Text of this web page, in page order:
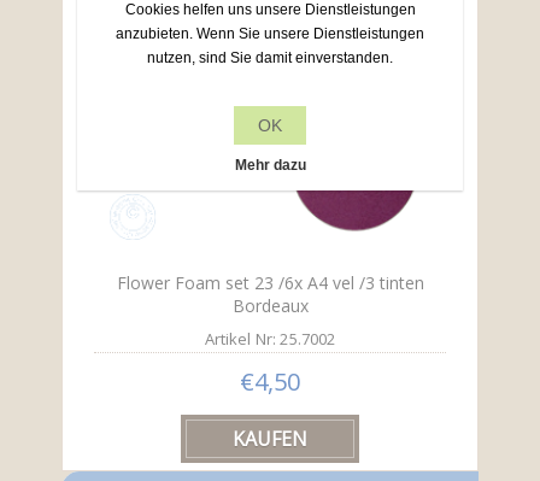
Flower Foam set 23 /6x A4 vel /3 tinten
Bordeaux
Artikel Nr: 25.7002
€4,50
Cookies helfen uns unsere Dienstleistungen
anzubieten. Wenn Sie unsere Dienstleistungen
nutzen, sind Sie damit einverstanden.
OK
Mehr dazu